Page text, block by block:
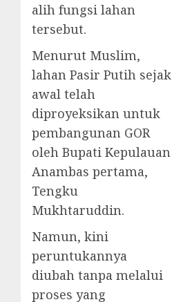
alih fungsi lahan
tersebut.
Menurut Muslim,
lahan Pasir Putih sejak
awal telah
diproyeksikan untuk
pembangunan GOR
oleh Bupati Kepulauan
Anambas pertama,
Tengku
Mukhtaruddin.
Namun, kini
peruntukannya
diubah tanpa melalui
proses yang